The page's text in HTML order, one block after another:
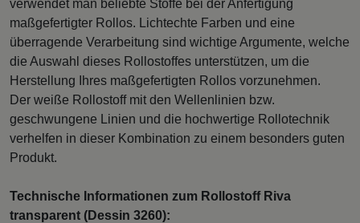
verwendet man beliebte Stoffe bei der Anfertigung
maßgefertigter Rollos. Lichtechte Farben und eine
überragende Verarbeitung sind wichtige Argumente, welche
die Auswahl dieses Rollostoffes unterstützen, um die
Herstellung Ihres maßgefertigten Rollos vorzunehmen.
Der weiße Rollostoff mit den Wellenlinien bzw.
geschwungene Linien und die hochwertige Rollotechnik
verhelfen in dieser Kombination zu einem besonders guten
Produkt.
Technische Informationen zum Rollostoff Riva
transparent (Dessin 3260):